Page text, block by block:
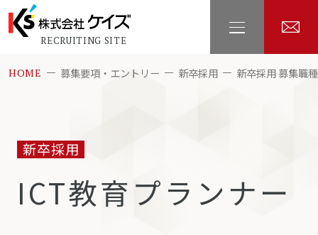
RECRUITING SITE
HOME 募集要項・エントリー 新卒採用 新卒採用 募集職
新卒採用
ICT教育プランナー